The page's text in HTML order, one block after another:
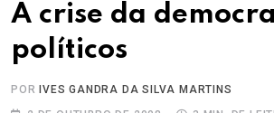
A crise da
políticos
POR
IVES GANDRA DA SILVA MARTINS